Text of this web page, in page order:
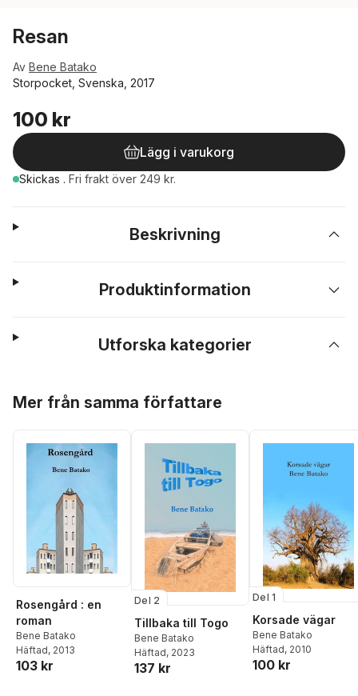
Resan
Av Bene Batako
Storpocket, Svenska, 2017
100 kr
Lägg i varukorg
Skickas . Fri frakt över 249 kr.
Beskrivning
Produktinformation
Utforska kategorier
Mer från samma författare
Rosengård : en
roman
Bene Batako
Häftad, 2013
103 kr
Del 2
Tillbaka till Togo
Bene Batako
Häftad, 2023
137 kr
Del 1
Korsade vägar
Bene Batako
Häftad, 2010
100 kr